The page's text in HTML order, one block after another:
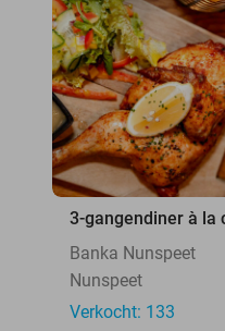
3-gangendiner à la
Banka Nunspeet
Nunspeet
Verkocht: 133